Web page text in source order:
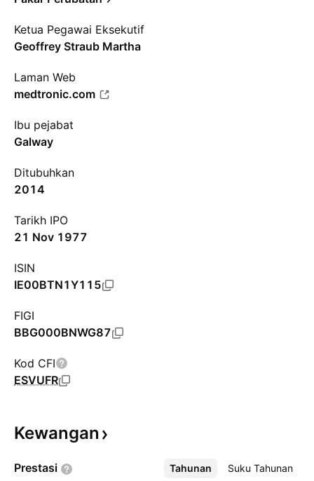
Ketua Pegawai Eksekutif
Geoffrey Straub Martha
Laman Web
medtronic.com
Ibu pejabat
Galway
Ditubuhkan
2014
Tarikh IPO
21 Nov 1977
ISIN
IE00BTN1Y115
FIGI
BBG000BNWG87
Kod CFI
ESVUFR
Kewangan
Prestasi Tahunan Suku Tahunan
Lebih